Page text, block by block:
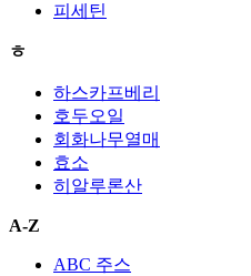
피세틴
ㅎ
하스카프베리
호두오일
회화나무열매
효소
히알루론산
A-Z
ABC 주스